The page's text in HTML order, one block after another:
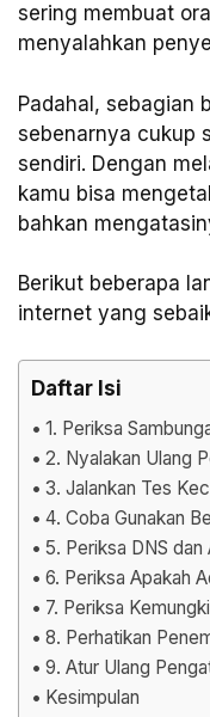
sering membuat
menyalahkan
Padahal, sebagian
sebenarnya cukup
sendiri. Dengan
kamu bisa
bahkan
Berikut beberapa
internet yang
Daftar Isi
1. Periksa
2. Nyalakan Ulang
3. Jalankan Tes
4. Coba Gunakan
5. Periksa DNS
6. Periksa Apakah
7. Periksa
8. Perhatikan
9. Atur Ulang
Kesimpulan